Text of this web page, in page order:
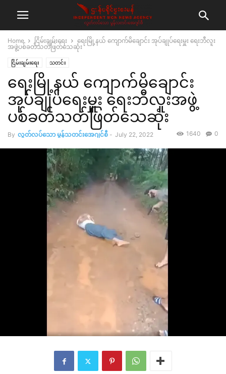
Home ငြိမ်းချမ်းရေး
ရေးမြို့နယ် ကျောက်မိချောင်း အုပ်ချုပ်ရေးမှူး ရေးဘီလူး
အဖွဲ့ပစ်ခတ်သတ်ဖြတ်သေဆုံး
ငြိမ်းချမ်းရေး သတင်း
ရေးမြို့နယ် ကျောက်မိချောင်း
အုပ်ချုပ်ရေးမှူး ရေးဘီလူးအဖွဲ့
ပစ်ခတ်သတ်ဖြတ်သေဆုံး
By လွတ်လပ်သော မွန်သတင်းအေဂျင်စီ - July 22, 2022 0
1640